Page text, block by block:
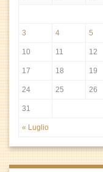
« Luglio
3 4 5
10 11 12
17 18 19
24 25 26
31